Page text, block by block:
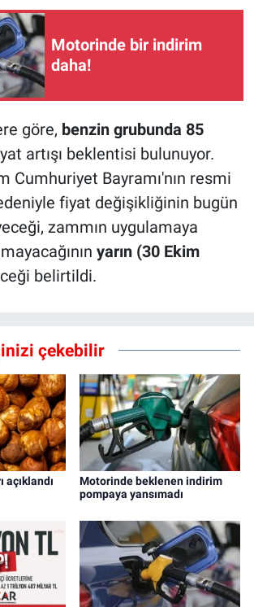
Motorinde bir indirim
daha!
göre, benzin grubunda 85
artışı beklentisi bulunuyor.
Cumhuriyet Bayramı'nın resmi
fiyat değişikliğinin bugün
zammın uygulamaya
yarın (30 Ekim
belirtildi.
çekebilir
açıklandı
Motorinde beklenen indirim
pompaya yansımadı